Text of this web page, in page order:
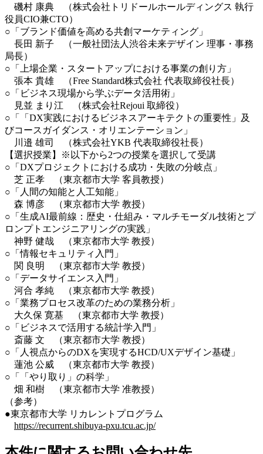
磯村 康典 （株式会社トリドールホールディングス 執行
役員CIO兼CTO）
○ 「ブランド価値を高める共創マーケティング」
長田 新子 （一般社団法人渋谷未来デザイン 理事・事務
局長）
○ 「上場企業・スタートアップにおける事業の創り方」
張本 貴雄 （Free Standard株式会社 代表取締役社長）
○ 「ビジネス現場から学ぶデータ活用術」
見並 まり江 （株式会社Rejoui 取締役）
○ 「「DX実践におけるビジネスアーキテクトの重要性」及
びコースガイダンス・オリエンテーション」
川邉 雄司 （株式会社YKB 代表取締役社長）
【選択授業】※以下から2つの授業を選択して受講
○ 「DXプロジェクトにおける成功・失敗の分岐点」
芝 正孝 （東京都市大学 客員教授）
○ 「人間の知能と人工知能」
森 博彦 （東京都市大学 教授）
○ 「生成AI最前線：歴史・仕組み・マルチモーダル技術とプ
ロンプトエンジニアリングの実践」
神野 健哉 （東京都市大学 教授）
○ 「情報セキュリティ入門」
関 良明 （東京都市大学 教授）
○ 「データサイエンス入門」
河合 孝純 （東京都市大学 教授）
○ 「業務プロセス改革のための業務分析」
大久保 寛基 （東京都市大学 教授）
○ 「ビジネスで活用する統計学入門」
斎藤 文 （東京都市大学 教授）
○ 「人視点からのDXを実現するHCD/UXデザイン基礎」
蓮池 公威 （東京都市大学 教授）
○ 「「やり取り」の科学」
畑 和樹 （東京都市大学 准教授）
（参考）
●東京都市大学 リカレントプログラム
https://recurrent.shibuya-pxu.tcu.ac.jp/